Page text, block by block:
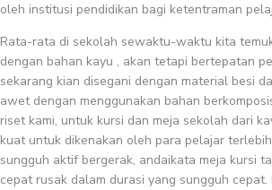
oleh institusi pendidikan bagi ketentraman
Rata-rata di sekolah sewaktu-waktu kita
dengan bahan kayu , akan tetapi bertepatan
sekarang kian disegani dengan material besi
awet dengan menggunakan bahan
riset kami, untuk kursi dan meja sekolah dari
kuat untuk dikenakan oleh para pelajar
sungguh aktif bergerak, andaikata meja kursi
cepat rusak dalam durasi yang sungguh cepat.